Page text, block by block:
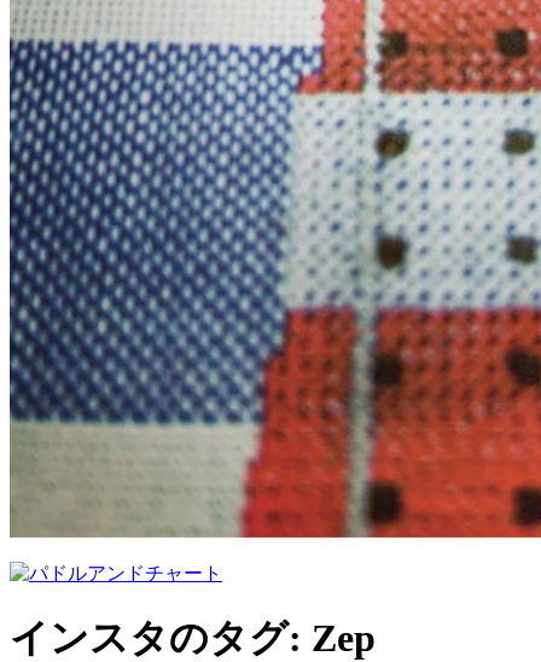
インスタのタグ: Zep